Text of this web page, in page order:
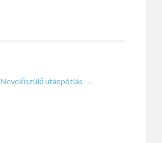
Nevelőszülő utánpótlás →